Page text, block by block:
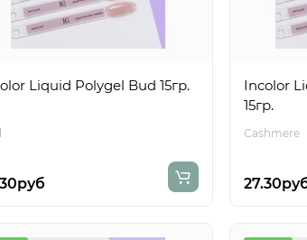
Liquid Polygel Bud 15гр.
Incolor
15гр.
Cashmere